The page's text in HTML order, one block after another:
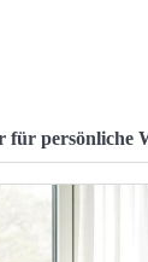
für persönliche